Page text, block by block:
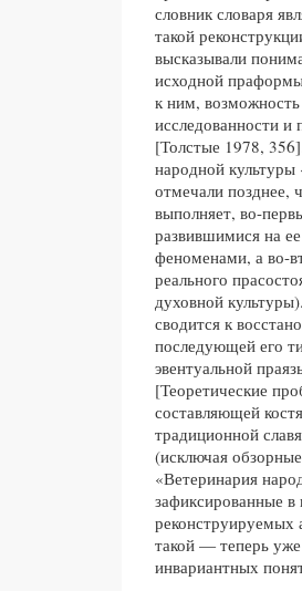
словник словаря
такой
высказывали
исходной
к ним, возможность
исследованности
[Толстые 1978,
народной
отмечали позднее,
выполняет, во-
развившимися на
феноменами, а во-
реального
духовной
сводится к
последующей его
эвентуальной
[Теоретические
составляющей
традиционной
(исключая
«Ветеринария
зафиксированные
реконструируемых
такой — теперь
инвариантных